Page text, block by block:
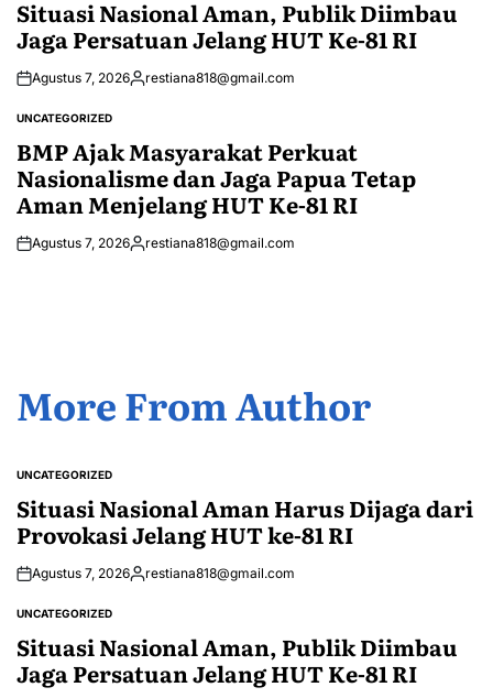
IN
Situasi Nasional Aman, Publik Diimbau
Jaga Persatuan Jelang HUT Ke-81 RI
Agustus 7, 2026Posted
restiana818@gmail.com
POSTED
UNCATEGORIZED
BMP Ajak Masyarakat Perkuat
Nasionalisme dan Jaga Papua Tetap
Aman Menjelang HUT Ke-81 RI
Agustus 7, 2026Posted
restiana818@gmail.com
More From Author
POSTED
IN
UNCATEGORIZED
Situasi Nasional Aman Harus Dijaga dari
Provokasi Jelang HUT ke-81 RI
Agustus 7, 2026Posted
restiana818@gmail.com
POSTED
IN
UNCATEGORIZED
Situasi Nasional Aman, Publik Diimbau
Jaga Persatuan Jelang HUT Ke-81 RI